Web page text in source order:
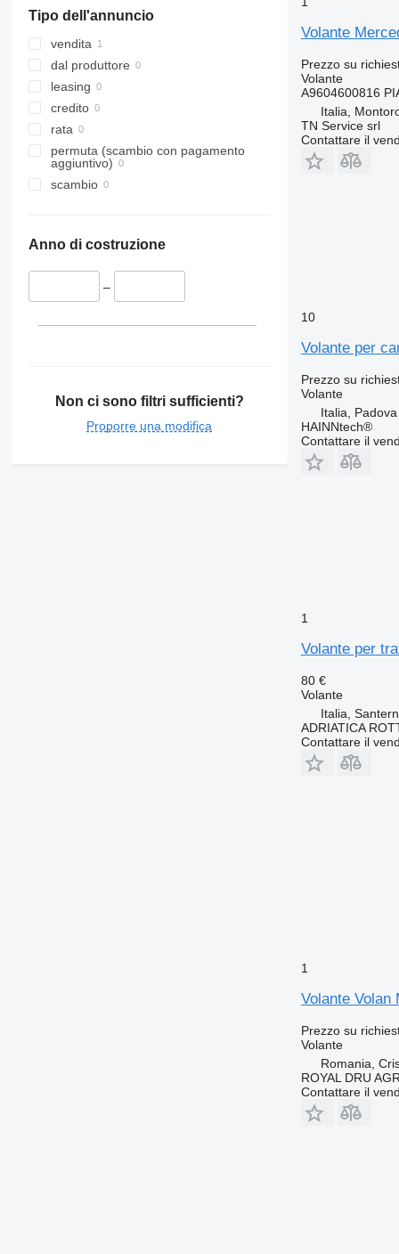
Tipo dell'annuncio
vendita
dal produttore
leasing
credito
rata
permuta (scambio con pagamento
aggiuntivo)
scambio
Anno di costruzione
–
Non ci sono filtri sufficienti?
Proporre una modifica
Volante
Prezzo su
Volante
A9604600816
Italia,
TN Service srl
Contattare il
10
Volante per
Prezzo su
Volante
Italia, Padova
HAINNtech®
Contattare il
1
Volante per
80 €
Volante
Italia,
ADRIATICA
Contattare il
1
Volante Volan
Prezzo su
Volante
Romania,
ROYAL DRU
Contattare il